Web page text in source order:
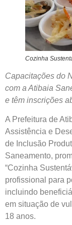
Cozinha
Capacitações do
com a Atibaia
e têm inscrições
A Prefeitura de
Assistência e
de Inclusão
Saneamento,
“Cozinha
profissional para
incluindo
em situação de
18 anos.